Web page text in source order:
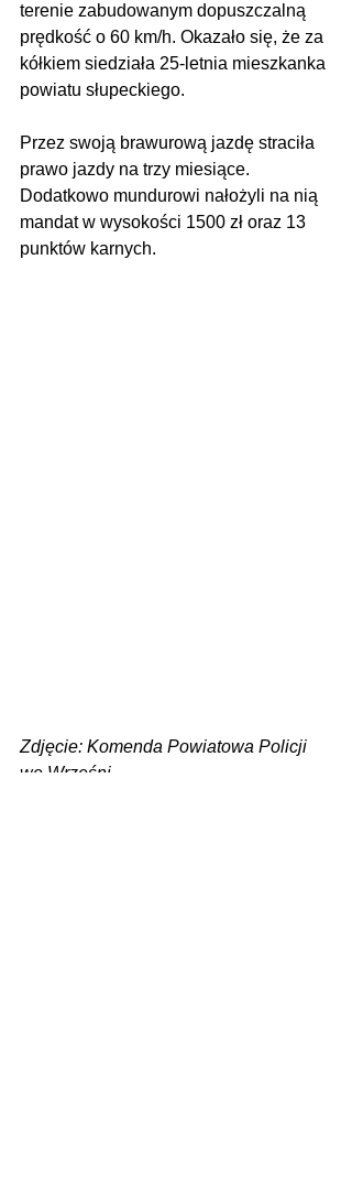
terenie zabudowanym dopuszczalną
prędkość o 60 km/h. Okazało się, że za
kółkiem siedziała 25-letnia mieszkanka
powiatu słupeckiego.
Przez swoją brawurową jazdę straciła
prawo jazdy na trzy miesiące.
Dodatkowo mundurowi nałożyli na nią
mandat w wysokości 1500 zł oraz 13
punktów karnych.
Zdjęcie: Komenda Powiatowa Policji
we Wrześni